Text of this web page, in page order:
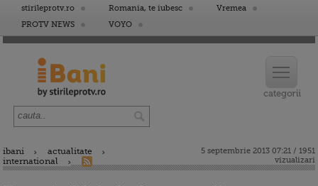
stirileprotv.ro Romania, te iubesc
Vremea
PROTV NEWS
VOYO
ibani
actualitate
international
5 septembrie 2013 07:21 / 1951
vizualizari